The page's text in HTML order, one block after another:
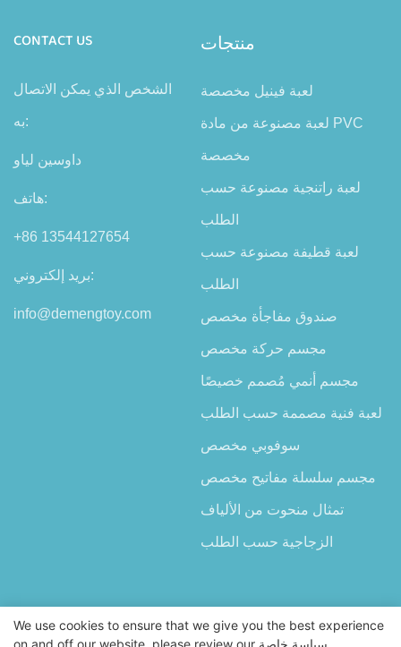
CONTACT US
الشخص الذي يمكن الاتصال
به:
داوسين لياو
هاتف:
+86 13544127654
بريد إلكتروني:
info@demengtoy.com
منتجات
لعبة فينيل مخصصة
لعبة مصنوعة من مادة PVC
مخصصة
لعبة راتنجية مصنوعة حسب
الطلب
لعبة قطيفة مصنوعة حسب
الطلب
صندوق مفاجأة مخصص
مجسم حركة مخصص
مجسم أنمي مُصمم خصيصًا
لعبة فنية مصممة حسب الطلب
سوفوبي مخصص
مجسم سلسلة مفاتيح مخصص
تمثال منحوت من الألياف
الزجاجية حسب الطلب
We use cookies to ensure that we give you the best experience
on and off our website. please review our سياسة خاصة